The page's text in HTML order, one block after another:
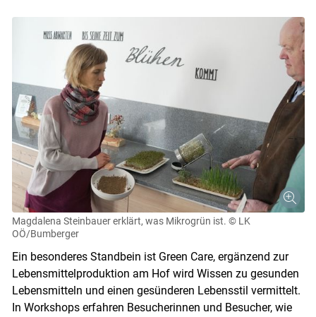
Magdalena Steinbauer erklärt, was Mikrogrün ist. © LK
OÖ/Bumberger
Ein besonderes Standbein ist Green Care, ergänzend zur
Lebensmittelproduktion am Hof wird Wissen zu gesunden
Lebensmitteln und einen gesünderen Lebensstil vermittelt.
In Workshops erfahren Besucherinnen und Besucher, wie